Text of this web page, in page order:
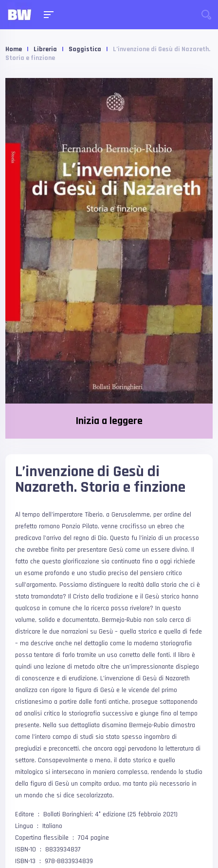
Home | Libreria | Saggistica |
L’invenzione di Gesù di Nazareth.
Storia e finzione
Inizia a leggere
L’invenzione di Gesù di
Nazareth. Storia e finzione
Al tempo dell’imperatore Tiberio, a Gerusalemme, per ordine del
prefetto romano Ponzio Pilato, venne crocifisso un ebreo che
predicava l’arrivo del regno di Dio. Questo fu l’inizio di un processo
che avrebbe finito per presentare Gesù come un essere divino. Il
fatto che questa glorificazione sia continuata fino a oggi richiede
un esame profondo e uno studio preciso del pensiero critico
sull’argomento. Possiamo distinguere la realtà dalla storia che ci è
stata tramandata? Il Cristo della tradizione e il Gesù storico hanno
qualcosa in comune che la ricerca possa rivelare? In questo
volume, solido e documentato, Bermejo-Rubio non solo cerca di
districare le due narrazioni su Gesù – quella storica e quella di fede
– ma descrive anche nel dettaglio come la moderna storiografia
possa tentare di farlo tramite un uso corretto delle fonti. Il libro è
quindi una lezione di metodo oltre che un’impressionante dispiego
di conoscenze e di erudizione. L’invenzione di Gesù di Nazareth
analizza con rigore la figura di Gesù e le vicende del primo
cristianesimo a partire dalle fonti antiche, prosegue sottoponendo
ad analisi critica la storiografia successiva e giunge fino al tempo
presente. Nella sua dettagliata disamina Bermejo-Rubio dimostra
come l’intero campo di studi sia stato spesso ingombro di
pregiudizi e preconcetti, che ancora oggi pervadono la letteratura di
settore. Consapevolmente o meno, il dato storico e quello
mitologico si intersecano in maniera complessa, rendendo lo studio
della figura di Gesù un compito arduo, ma tanto più necessario in
un mondo che si dice secolarizzato.
Editore ‏ : ‎ Bollati Boringhieri; 4° edizione (25 febbraio 2021)
Lingua ‏ : ‎ Italiano
Copertina flessibile ‏ : ‎ 704 pagine
ISBN-10 ‏ : ‎ 8833934837
ISBN-13 ‏ : ‎ 978-8833934839